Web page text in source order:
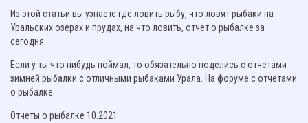
Из этой статьи вы узнаете где ловить рыбу, что ловят рыбаки на
Уральских озерах и прудах, на что ловить, отчет о рыбалке за
сегодня.
Если у ты что нибудь поймал, то обязательно поделись с отчетами
зимней рыбалки с отличными рыбаками Урала. На форуме с отчетами
о рыбалке.
Отчеты о рыбалке 10.2021